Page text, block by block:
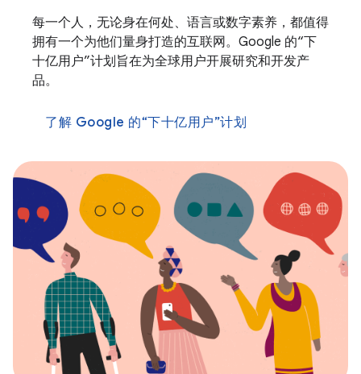
每一个人，无论身在何处、语言或数字素养，都值得
拥有一个为他们量身打造的互联网。Google 的“下
十亿用户”计划旨在为全球用户开展研究和开发产
品。
了解 Google 的“下十亿用户”计划